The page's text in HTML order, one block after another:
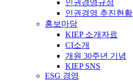
인권경영규정
인권경영 추진현황
홍보마당
KIEP 소개자료
CI소개
개원 30주년 기념
KIEP SNS
ESG 경영